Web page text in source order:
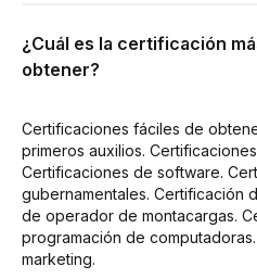
¿Cuál es la certificación
obtener?
Certificaciones fáciles de
primeros auxilios.
Certificaciones de software.
gubernamentales. Certificación
de operador de montacargas.
programación de
marketing.